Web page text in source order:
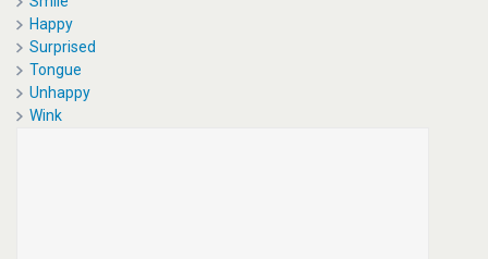
Happy
Surprised
Tongue
Unhappy
Wink